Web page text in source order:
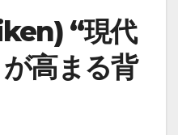
“現代
高まる背